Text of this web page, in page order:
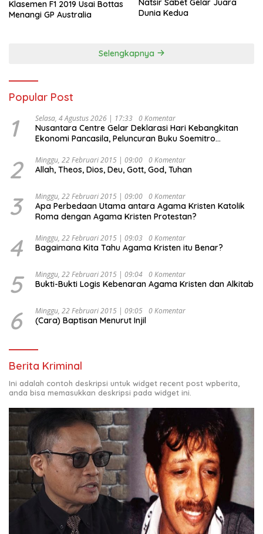
Klasemen F1 2019 Usai Bottas
Menangi GP Australia
Natsir Sabet Gelar Juara
Dunia Kedua
Selengkapnya
Popular Post
1 Selasa, 4 Agustus 2026 | 17:33 0 Komentar
Nusantara Centre Gelar Deklarasi Hari Kebangkitan
Ekonomi Pancasila, Peluncuran Buku Soemitro
Ekonomi Politik Indonesia) & Simposium Nasional
“Urgensi Undang-Undang Perekonomian Nasional dan
Indonesia Emas 2045”,
2 Minggu, 22 Februari 2015 | 09:00 0 Komentar
Allah, Theos, Dios, Deu, Gott, God, Tuhan
3 Minggu, 22 Februari 2015 | 09:00 0 Komentar
Apa Perbedaan Utama antara Agama Kristen Katolik
Roma dengan Agama Kristen Protestan?
4 Minggu, 22 Februari 2015 | 09:03 0 Komentar
Bagaimana Kita Tahu Agama Kristen itu Benar?
5 Minggu, 22 Februari 2015 | 09:04 0 Komentar
Bukti-Bukti Logis Kebenaran Agama Kristen dan Alkitab
6 Minggu, 22 Februari 2015 | 09:05 0 Komentar
(Cara) Baptisan Menurut Injil
Berita Kriminal
Ini adalah contoh deskripsi untuk widget recent post wpberita,
anda bisa memasukkan deskripsi pada widget ini.